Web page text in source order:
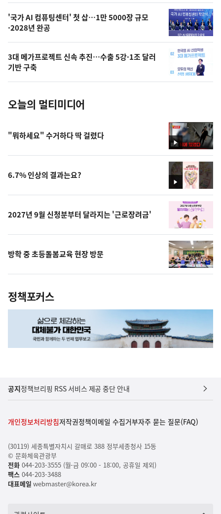
오
늘
사
진
'국가 AI 컴퓨팅센터' 첫 삽…1만 5000장 규모
·2028년 완공
3대 메가프로젝트 신속 추진…수출 5강·1조 달러
기반 구축
오늘의 멀티미디어
영
상
"뭐하세요" 수거하다 딱 걸렸다
영
상
6.7% 인상의 결과는요?
2027년 9월 신청분부터 달라지는 '근로장려금'
방학 중 초등돌봄교육 현장 방문
정책포커스
공지정책브리핑 RSS 서비스 제공 중단 안내
개인정보처리방침저작권정책이메일 수집거부자주 묻는 질문(FAQ)
(30119) 세종특별자치시 갈매로 388 정부세종청사 15동
© 문화체육관광부
전화044-203-3555 (월-금 09:00 - 18:00, 공휴일 제외)
팩스044-203-3488
대표메일 webmaster@korea.kr